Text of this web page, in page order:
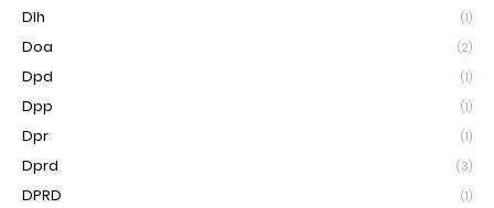
Dlh (1)
Doa (2)
Dpd (1)
Dpp (1)
Dpr (1)
Dprd (3)
DPRD (1)